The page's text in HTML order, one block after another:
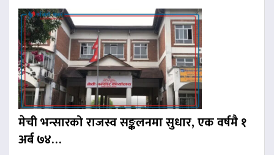
मेची भन्सारको राजस्व सङ्कलनमा सुधार, एक वर्षमै १
अर्ब ७४…